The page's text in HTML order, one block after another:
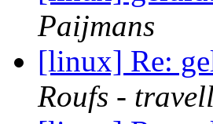
Paijmans
[linux] Re:
Roufs -